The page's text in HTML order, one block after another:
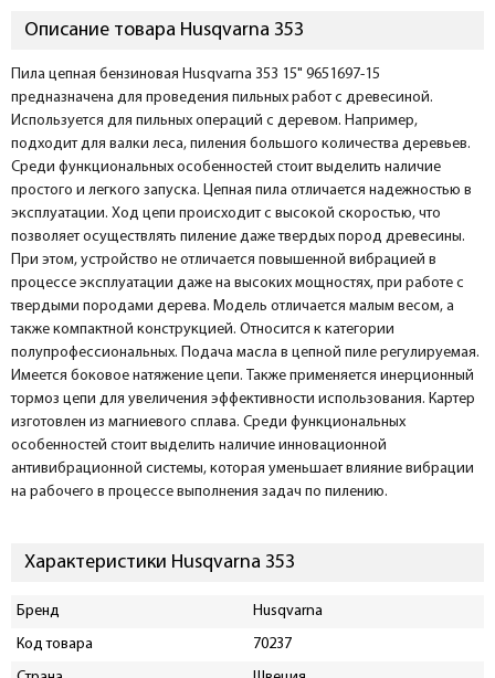
Описание товара Husqvarna 353
Пила цепная бензиновая Husqvarna 353 15" 9651697-15
предназначена для проведения пильных работ с древесиной.
Используется для пильных операций с деревом. Например,
подходит для валки леса, пиления большого количества деревьев.
Среди функциональных особенностей стоит выделить наличие
простого и легкого запуска. Цепная пила отличается надежностью в
эксплуатации. Ход цепи происходит с высокой скоростью, что
позволяет осуществлять пиление даже твердых пород древесины.
При этом, устройство не отличается повышенной вибрацией в
процессе эксплуатации даже на высоких мощностях, при работе с
твердыми породами дерева. Модель отличается малым весом, а
также компактной конструкцией. Относится к категории
полупрофессиональных. Подача масла в цепной пиле регулируемая.
Имеется боковое натяжение цепи. Также применяется инерционный
тормоз цепи для увеличения эффективности использования. Картер
изготовлен из магниевого сплава. Среди функциональных
особенностей стоит выделить наличие инновационной
антивибрационной системы, которая уменьшает влияние вибрации
на рабочего в процессе выполнения задач по пилению.
Характеристики Husqvarna 353
Бренд
Husqvarna
Код товара
70237